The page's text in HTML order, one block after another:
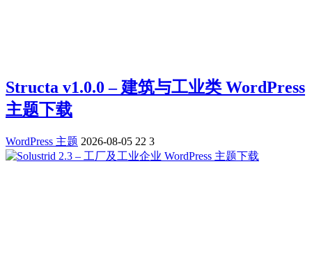
Structa v1.0.0 – 建筑与工业类 WordPress
主题下载
WordPress 主题 2026-08-05 22 3